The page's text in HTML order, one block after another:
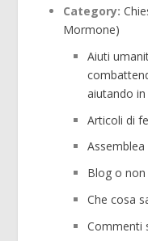
Category:
Mormone)
Aiuti
aiutando
Articoli di
Blog o non
Che cosa
Commenti